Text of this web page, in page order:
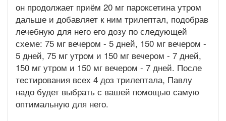
он продолжает приём 20 мг пароксетина утром
дальше и добавляет к ним трилептал, подобрав
лечебную для него его дозу по следующей
схеме: 75 мг вечером - 5 дней, 150 мг вечером -
5 дней, 75 мг утром и 150 мг вечером - 7 дней,
150 мг утром и 150 мг вечером - 7 дней. После
тестирования всех 4 доз трилептала, Павлу
надо будет выбрать с вашей помощью самую
оптимальную для него.